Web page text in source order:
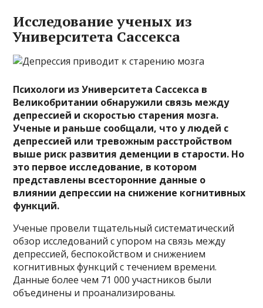
Исследование ученых из
Университета Сассекса
Психологи из Университета Сассекса в
Великобритании обнаружили связь между
депрессией и скоростью старения мозга.
Ученые и раньше сообщали, что у людей с
депрессией или тревожным расстройством
выше риск развития деменции в старости. Но
это первое исследование, в котором
представлены всесторонние данные о
влиянии депрессии на снижение когнитивных
функций.
Ученые провели тщательный систематический
обзор исследований с упором на связь между
депрессией, беспокойством и снижением
когнитивных функций с течением времени.
Данные более чем 71 000 участников были
объединены и проанализированы.